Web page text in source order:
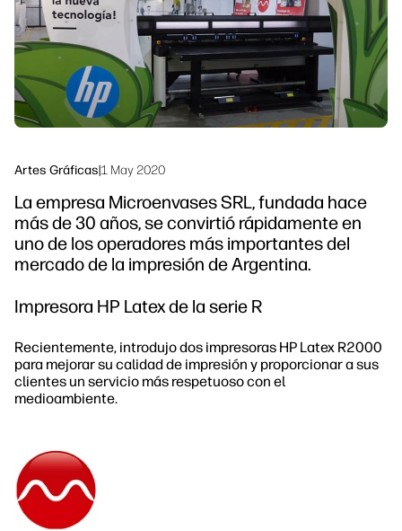
Síguenos
linkedInfacebook
twitteryoutube
Artes Gráficas|1 May 2020
La empresa Microenvases SRL, fundada hace
más de 30 años, se convirtió rápidamente en
uno de los operadores más importantes del
mercado de la impresión de Argentina.
Impresora HP Latex de la serie R
Recientemente, introdujo dos impresoras HP Latex R2000
para mejorar su calidad de impresión y proporcionar a sus
clientes un servicio más respetuoso con el
medioambiente.